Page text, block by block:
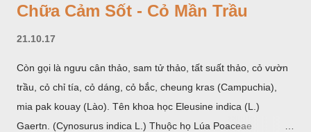
Chữa Cảm Sốt - Cỏ Mần Trầu
21.10.17
Còn gọi là ngưu cân thảo, sam tử thảo, tất suất thảo, cỏ vườn
trầu, cỏ chỉ tía, cỏ dáng, cỏ bắc, cheung kras (Campuchia),
mia pak kouay (Lào). Tên khoa học Eleusine indica (L.)
Gaertn. (Cynosurus indica L.) Thuộc họ Lúa Poaceae